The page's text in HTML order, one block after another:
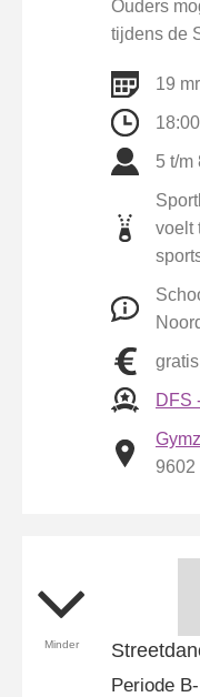
Ouders
tijdens de
19
5 t/m
voelt
gratis
DFS
9602
Minder
Periode